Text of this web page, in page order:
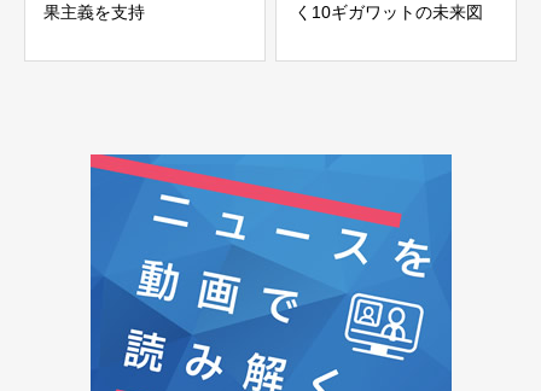
果主義を支持
く10ギガワットの未来図